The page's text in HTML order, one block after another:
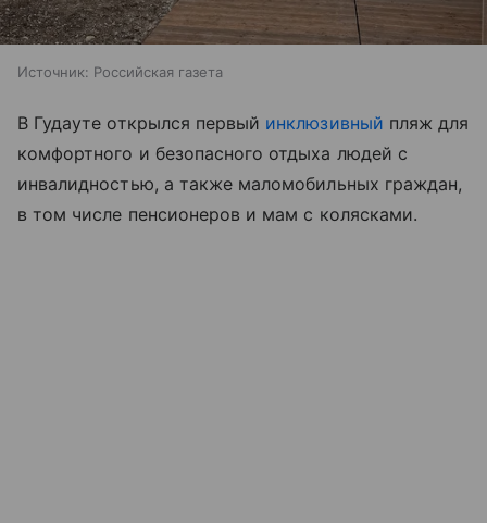
Источник: Российская газета
В Гудауте открылся первый инклюзивный пляж для
комфортного и безопасного отдыха людей с
инвалидностью, а также маломобильных граждан,
в том числе пенсионеров и мам с колясками.